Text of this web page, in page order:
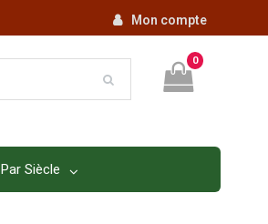
Mon compte
0
Par Siècle